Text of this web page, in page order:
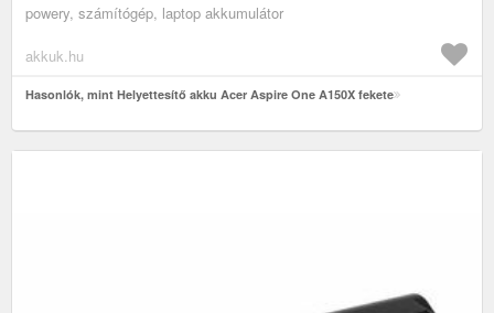
powery, számítógép, laptop akkumulátor
akkuk.hu
Hasonlók, mint Helyettesítő akku Acer Aspire One A150X fekete